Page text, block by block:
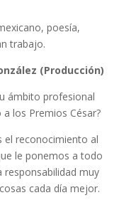
poesía,
trabajo.
(Producción)
ámbito profesional
los Premios César?
el reconocimiento al
le ponemos a todo
responsabilidad muy
cada día mejor.